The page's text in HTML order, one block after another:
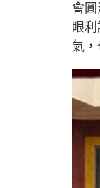
會圓
眼
氣